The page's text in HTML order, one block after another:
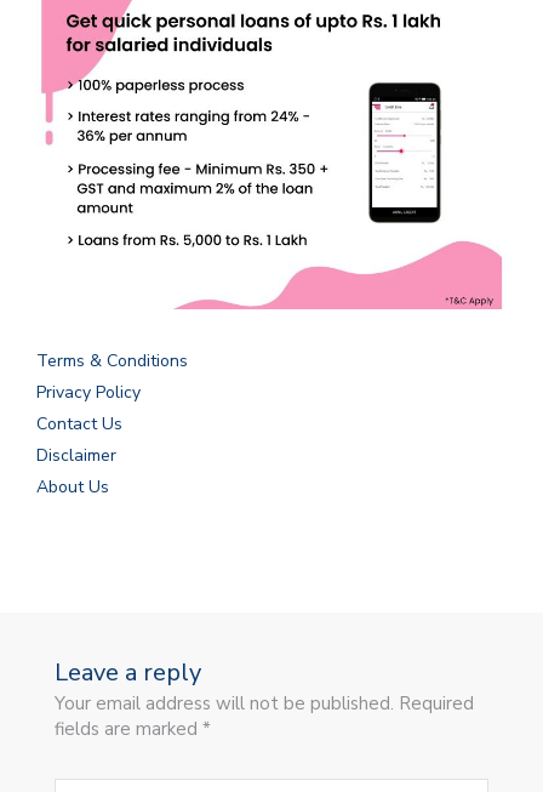
Terms & Conditions
Privacy Policy
Contact Us
Disclaimer
About Us
Leave a reply
Your email address will not be published. Required
fields are marked *